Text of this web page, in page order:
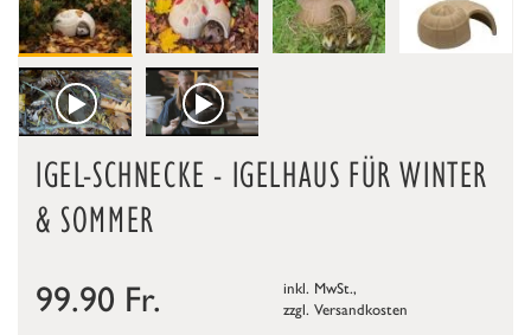
IGEL-SCHNECKE - IGELHAUS FÜR WINTER
& SOMMER
99.90 Fr.
inkl. MwSt.,
zzgl. Versandkosten